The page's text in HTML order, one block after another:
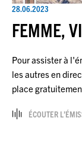
28.06.2023
FEMME,
Pour assister à
les autres en
place
ÉCOUTER